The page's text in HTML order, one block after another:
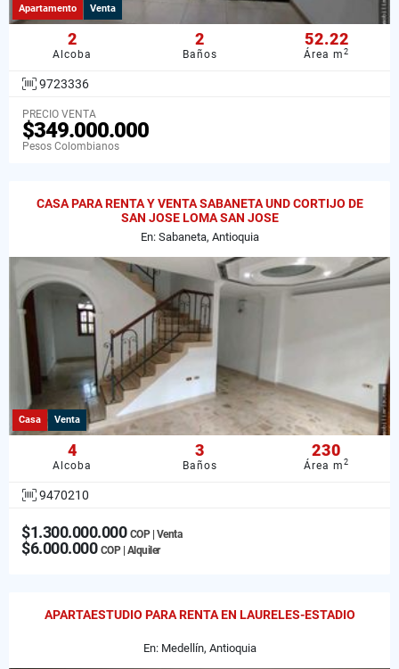
Apartamento Venta
2
Alcoba
2
Baños
52.22
Área m2
9723336
PRECIO VENTA
$349.000.000
Pesos Colombianos
CASA PARA RENTA Y VENTA SABANETA UND CORTIJO DE
SAN JOSE LOMA SAN JOSE
En: Sabaneta, Antioquia
Casa Venta
4
Alcoba
3
Baños
230
Área m2
9470210
$1.300.000.000 COP | Venta
$6.000.000 COP | Alquiler
APARTAESTUDIO PARA RENTA EN LAURELES-ESTADIO
En: Medellín, Antioquia